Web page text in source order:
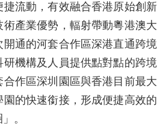
流動，有效融合香港原始創新
產業優勢，輻射帶動粵港澳大
通的河套合作區深港直通跨境
研機構及人員提供點對點的跨境
作區深圳園區與香港目前最大
的快速銜接，形成便捷高效的
。